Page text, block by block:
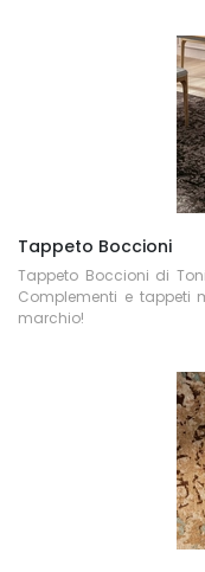
Tappeto Boccioni
Tappeto Boccioni di
Complementi e tappeti
marchio!